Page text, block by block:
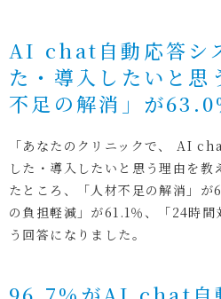
AI chat自動応答シ
た・導入したいと思
不足の解消」が
「あなたのクリニックで、 AI
した・導入したいと思う理由を教
たところ、「人材不足の解消」
の負担軽減」が61.1％、「24時
う回答になりました。